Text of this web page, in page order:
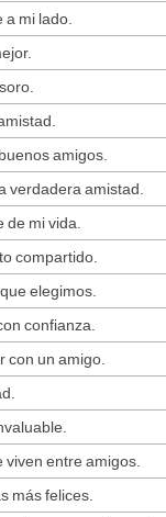
a mi lado.
amigos.
verdadera amistad.
de mi vida.
compartido.
elegimos.
confianza.
con un amigo.
viven entre amigos.
más felices.